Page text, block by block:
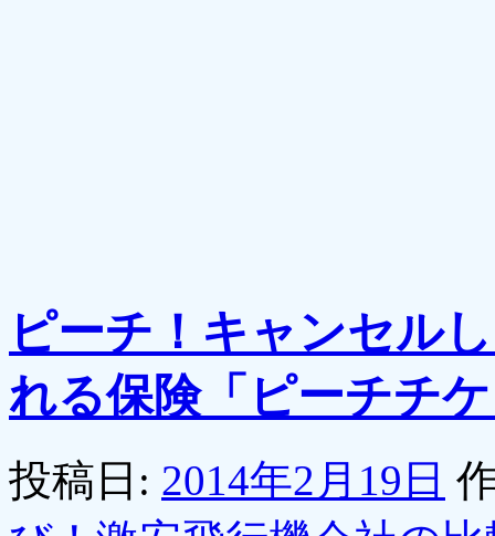
ピーチ！キャンセル
れる保険「ピーチチ
投稿日: 2014年2月19日